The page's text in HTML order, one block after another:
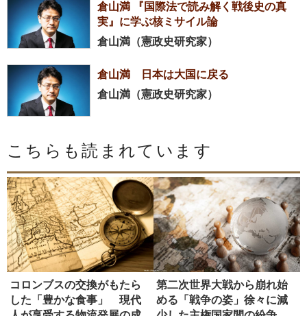
倉山満 『国際法で読み解く戦後史の真
実』に学ぶ核ミサイル論
倉山満（憲政史研究家）
倉山満 日本は大国に戻る
倉山満（憲政史研究家）
こちらも読まれています
コロンブスの交換がもたら
した「豊かな食事」 現代
第二次世界大戦から崩れ始
める「戦争の姿」徐々に減